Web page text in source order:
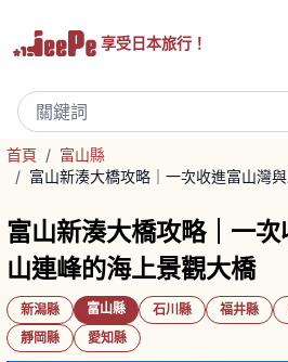
享受日本旅行！
首頁 / 富山縣
/ 富山新湊大橋攻略｜一次收進富山灣
富山新湊大橋攻略｜一
山連峰的海上景觀大橋
新潟縣 富山縣 石川縣 福井縣
靜岡縣
愛知縣